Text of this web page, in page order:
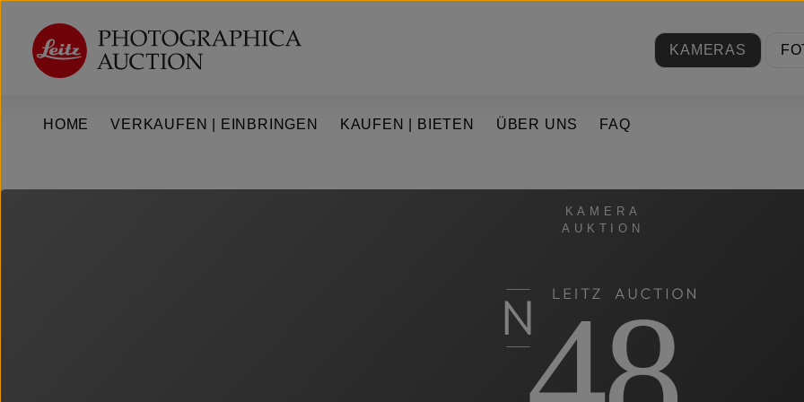
Hauptinhalt springen
Zur Hauptnavigation springen
KAMERAS
HOME VERKAUFEN | EINBRINGEN KAUFEN | BIETEN ÜBER UNS FAQ
KAMERA
AUKTION